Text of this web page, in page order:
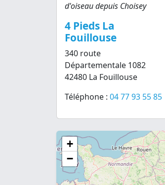
d'oiseau depuis Choisey
4 Pieds La
Fouillouse
340 route
Départementale 1082
42480 La Fouillouse
Téléphone : 04 77 93 55 85
+
−